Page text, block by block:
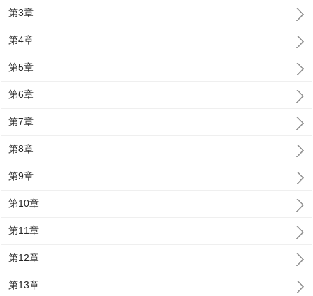
第3章
第4章
第5章
第6章
第7章
第8章
第9章
第10章
第11章
第12章
第13章